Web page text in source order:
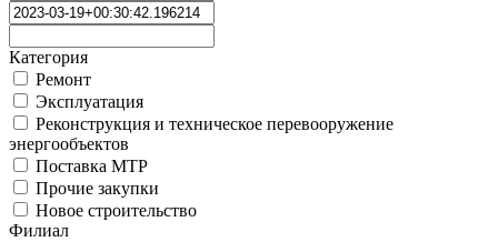
Категория
Ремонт
Эксплуатация
Реконструкция и техническое перевооружение
энергообъектов
Поставка МТР
Прочие закупки
Новое строительство
Филиал